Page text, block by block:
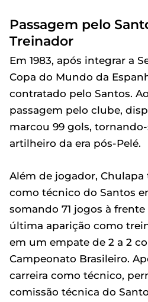
Passagem pelo
Treinador
Em 1983, após integrar a
Copa do Mundo da
contratado pelo Santos.
passagem pelo clube,
marcou 99 gols,
artilheiro da era pós-Pelé.
Além de jogador,
como técnico do Santos
somando 71 jogos à
última aparição como
em um empate de 2 a 2
Campeonato Brasileiro.
carreira como técnico,
comissão técnica do